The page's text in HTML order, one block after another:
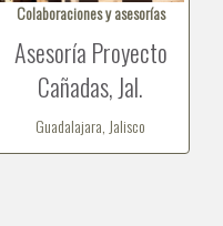
Colaboraciones y asesorías
Asesoría Proyecto
Cañadas, Jal.
Guadalajara, Jalisco